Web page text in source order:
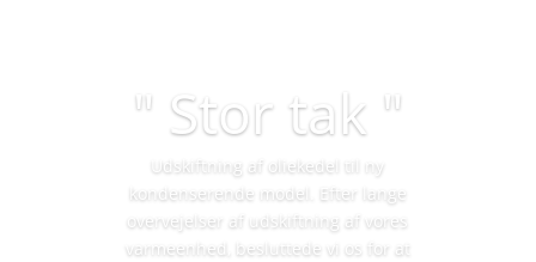
" Stor tak "
Udskiftning af oliekedel til ny
kondenserende model. Efter lange
overvejelser af udskiftning af vores
varmeenhed, besluttede vi os for at